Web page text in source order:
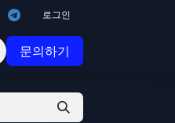
로그인
문의하기